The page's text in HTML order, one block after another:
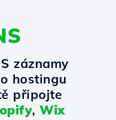
záznamy
hostingu
připojte
, Wix